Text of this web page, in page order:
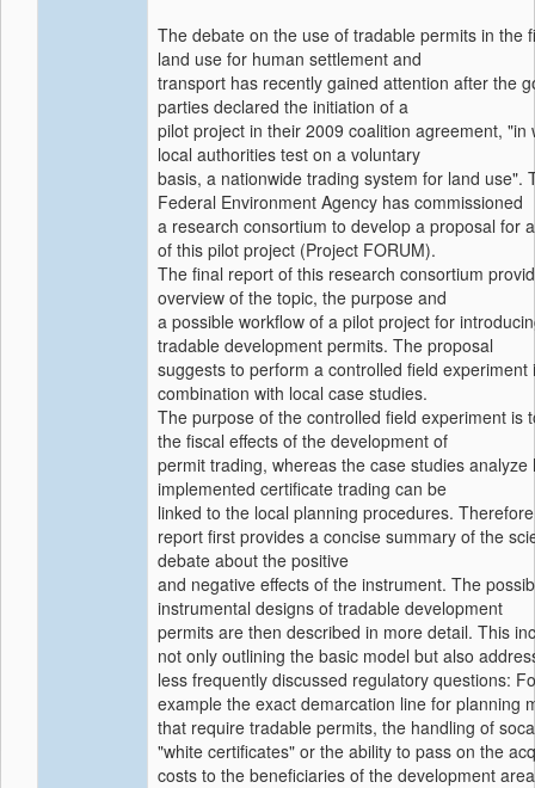
The debate on the use of tradable permits in the
land use for human settlement and
transport has recently gained attention after the
parties declared the initiation of a
pilot project in their 2009 coalition agreement, "in
local authorities test on a voluntary
basis, a nationwide trading system for land use".
Federal Environment Agency has commissioned
a research consortium to develop a proposal for
of this pilot project (Project FORUM).
The final report of this research consortium
overview of the topic, the purpose and
a possible workflow of a pilot project for
tradable development permits. The proposal
suggests to perform a controlled field experiment
combination with local case studies.
The purpose of the controlled field experiment is
the fiscal effects of the development of
permit trading, whereas the case studies analyze
implemented certificate trading can be
linked to the local planning procedures.
report first provides a concise summary of the
debate about the positive
and negative effects of the instrument. The
instrumental designs of tradable development
permits are then described in more detail. This
not only outlining the basic model but also
less frequently discussed regulatory questions:
example the exact demarcation line for planning
that require tradable permits, the handling of
"white certificates" or the ability to pass on the
costs to the beneficiaries of the development